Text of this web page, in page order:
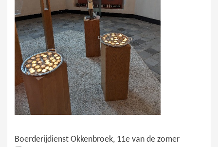
Boerderijdienst Okkenbroek, 11e van de zomer